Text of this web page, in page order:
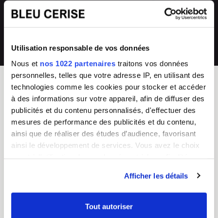
Utilisation responsable de vos données
Nous et nos 1022 partenaires traitons vos données
personnelles, telles que votre adresse IP, en utilisant des
technologies comme les cookies pour stocker et accéder
à des informations sur votre appareil, afin de diffuser des
publicités et du contenu personnalisés, d'effectuer des
mesures de performance des publicités et du contenu,
ainsi que de réaliser des études d’audience, favorisant
ainsi le développement de services. Vous avez le choix
tout moment en consultant la Déclaration relative aux
cookies ou en cliquant sur l'icône de confidentialité.
Afficher les détails
Tout autoriser
notre SAV 04 66 35 94 97
💰
Prix imbattables
les moins chers en France
BLEU CERISE
Enseigne Française
Service Client
Guides d'achat & FAQ
Du lundi au vendredi
8h - 17h
Sac Femme
Sac Homme
Junior/Enfant
Choisir un cadenas TSA